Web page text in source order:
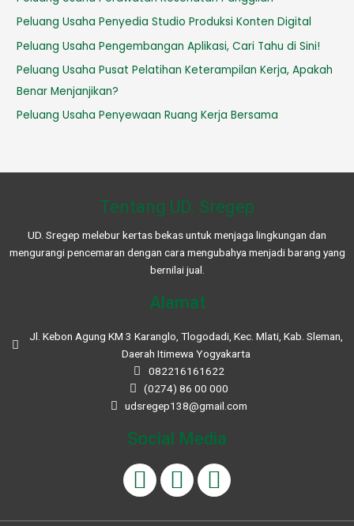
Peluang Usaha Penyedia Studio Produksi Konten Digital
Peluang Usaha Pengembangan Aplikasi, Cari Tahu di Sini!
Peluang Usaha Pusat Pelatihan Keterampilan Kerja, Apakah
Benar Menjanjikan?
Peluang Usaha Penyewaan Ruang Kerja Bersama
Tentang UD. Sregep
UD. Sregep melebur kertas bekas untuk menjaga lingkungan dan
mengurangi pencemaran dengan cara mengubahya menjadi barang yang
bernilai jual.
Alamat
Jl. Kebon Agung KM 3 Karanglo, Tlogodadi, Kec. Mlati, Kab. Sleman,
Daerah Itimewa Yogyakarta
082216161622
(0274) 86 00 000
udsregep138@gmail.com
Social Media
F
a
I
n
W
h